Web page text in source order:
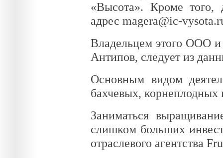
«Высота». Кроме того,
адрес magera@ic-
Владельцем этого ООО и
Антипов, следует из
Основным видом
бахчевых,
Заниматься
слишком больших
отраслевого агентства